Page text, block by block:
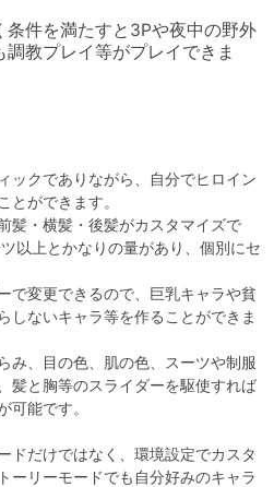
件を満たすと3Pや夜中の野外
教プレイ等がプレイできま
ックでありながら、自分でヒロイン
とができます。
髪・横髪・後髪がカスタマイズで
以上とかなりの量があり、個別にセ
で変更できるので、巨乳キャラや貧
しないキャラ等を作ることができま
み、目の色、肌の色、スーツや制服
髪と胸等のスライダーを駆使すれば
可能です。
ドだけではなく、環境設定でカスタ
ーリーモードでも自分好みのキャラ